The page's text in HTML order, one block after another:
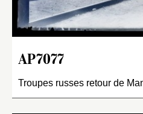
AP7077
Troupes russes retour de